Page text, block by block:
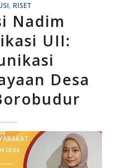
, RISET
Nadim
UII:
Desa